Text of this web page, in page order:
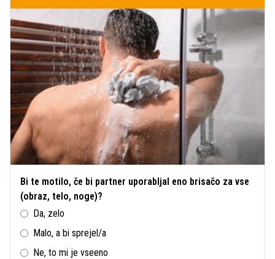
Bi te motilo, če bi partner uporabljal eno brisačo za vse
(obraz, telo, noge)?
Da, zelo
Malo, a bi sprejel/a
Ne, to mi je vseeno